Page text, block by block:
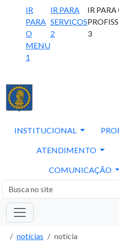
IR
PARA
O
MENU
1
IR PARA
SERVIÇOS
2
IR PARA
3
INSTITUCIONAL
ATENDIMENTO
COMUNICAÇÃO
notícias notícia